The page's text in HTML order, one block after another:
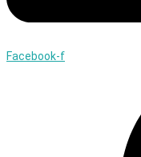
Facebook-f